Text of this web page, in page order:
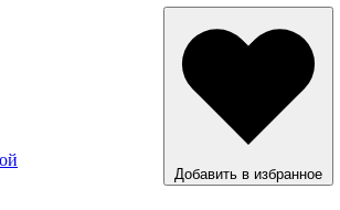
ВСЕ ТОВАРЫ
Добавить в избранное